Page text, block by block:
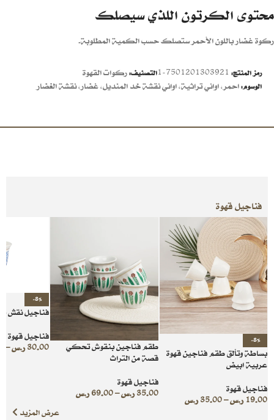
محتوى الكرتون اللذي سيصلك
ركوة غضار باللون الأحمر ستصلك حسب الكمية المطلوبة.
رمز المنتج: 7501201303921-1 التصنيف:ركوات القهوة
الوسوم:احمر,اواني تراثية,اواني نقشة خد المنديل,غضار,نقشة الغضار
فناجيل قهوة
-8%
بساطة وتألق طقم فناجين قهوة
عربية ابيض
فناجيل قهوة
19.00 ر.س–
35.00ر.س
طقم فناجين بنقوش تحكي
قصة من التراث
فناجيل قهوة
35.00 ر.س–
69.00 ر.س
-8%
فناجيل نقش
فناجيل قهوة
30.00ر.س–
عرض المزيد